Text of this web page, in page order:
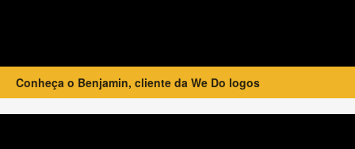
Conheça o Benjamin, cliente da We Do logos